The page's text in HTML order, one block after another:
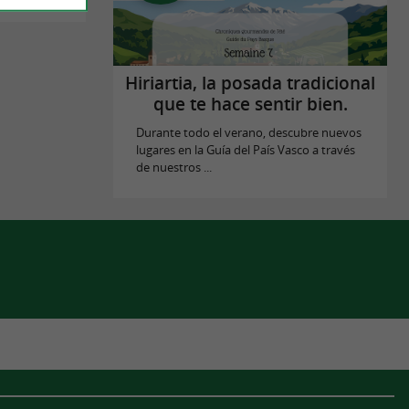
Hiriartia, la posada tradicional
que te hace sentir bien.
Durante todo el verano, descubre nuevos
lugares en la Guía del País Vasco a través
de nuestros ...